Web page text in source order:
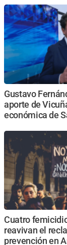
Gustavo
aporte de
económica de
Cuatro
reavivan el
prevención en